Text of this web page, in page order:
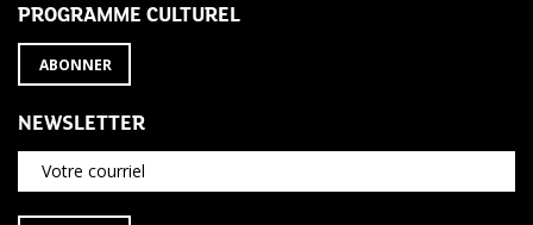
PROGRAMME CULTUREL
ABONNER
NEWSLETTER
Votre courriel